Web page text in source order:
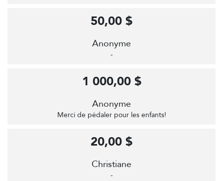
Anonyme
-
50,00 $
Anonyme
Merci de pédaler pour les enfants!
1 000,00 $
Christiane
-
20,00 $